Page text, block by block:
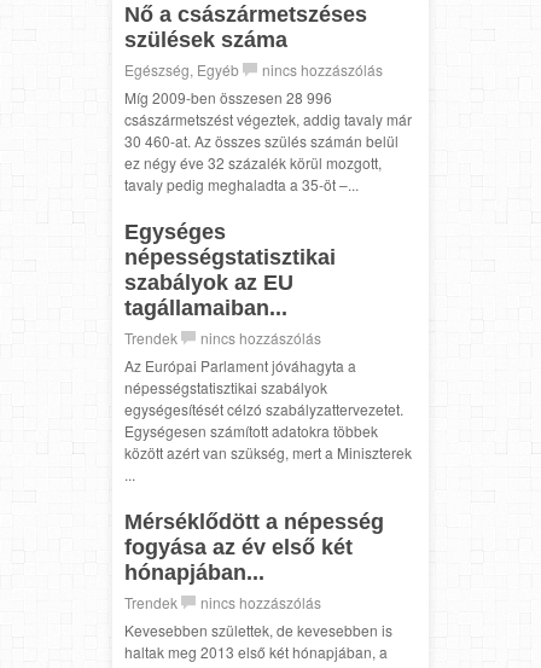
Nő a császármetszéses
szülések száma
Egészség, Egyéb
nincs hozzászólás
Míg 2009-ben összesen 28 996
császármetszést végeztek, addig tavaly már
30 460-at. Az összes szülés számán belül
ez négy éve 32 százalék körül mozgott,
tavaly pedig meghaladta a 35-öt –...
Egységes
népességstatisztikai
szabályok az EU
tagállamaiban...
Trendek
nincs hozzászólás
Az Európai Parlament jóváhagyta a
népességstatisztikai szabályok
egységesítését célzó szabályzattervezetet.
Egységesen számított adatokra többek
között azért van szükség, mert a Miniszterek
...
Mérséklődött a népesség
fogyása az év első két
hónapjában...
Trendek
nincs hozzászólás
Kevesebben születtek, de kevesebben is
haltak meg 2013 első két hónapjában, a